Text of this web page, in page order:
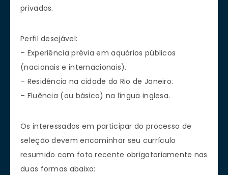
privados.
Perfil desejável:
– Experiência prévia em aquários públicos
(nacionais e internacionais).
– Residência na cidade do Rio de Janeiro.
– Fluência (ou básico) na língua inglesa.
Os interessados em participar do processo de
seleção devem encaminhar seu currículo
resumido com foto recente obrigatoriamente nas
duas formas abaixo: